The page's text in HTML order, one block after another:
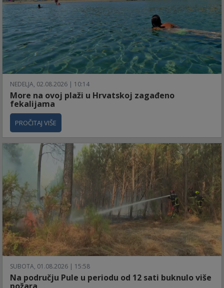
NEDELJA, 02.08.2026 | 10:14
More na ovoj plaži u Hrvatskoj zagađeno
fekalijama
PROČITAJ VIŠE
SUBOTA, 01.08.2026 | 15:58
Na području Pule u periodu od 12 sati buknulo više